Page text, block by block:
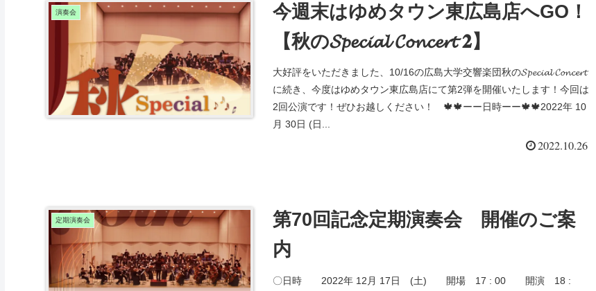
演奏会
今週末はゆめタウン東広島店へGO！
【秋の𝓢𝓹𝓮𝓬𝓲𝓪𝓵 𝓒𝓸𝓷𝓬𝓮𝓻𝓽 𝟐】
大好評をいただきました、10/16の広島大学交響楽団秋の𝓢𝓹𝓮𝓬𝓲𝓪𝓵 𝓒𝓸𝓷𝓬𝓮𝓻𝓽
に続き、今度はゆめタウン東広島店にて第2弾を開催いたします！今回は
2回公演です！ぜひお越しください！ 🍁🍁ーー日時ーー🍁🍁2022年 10
月 30日 (日...
2022.10.26
定期演奏会
第70回記念定期演奏会 開催のご案
内
〇日時 2022年 12月 17日 (土) 開場 17 : 00 開演 18 :